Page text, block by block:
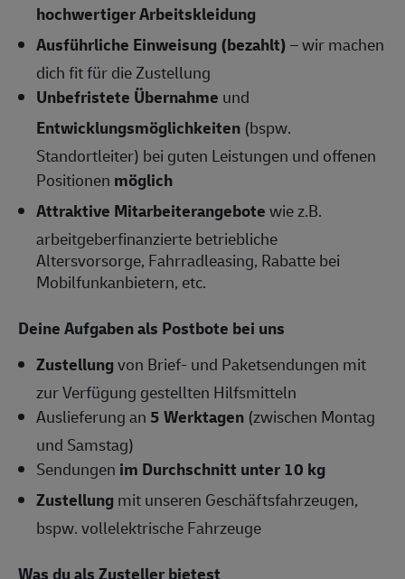
hochwertiger Arbeitskleidung
Ausführliche Einweisung (bezahlt)– wir machen
dich fit für die Zustellung
Unbefristete Übernahme und
Entwicklungsmöglichkeiten (bspw.
Standortleiter) bei guten Leistungen und offenen
Positionen möglich
Attraktive Mitarbeiterangebotewie z.B.
arbeitgeberfinanzierte betriebliche
Altersvorsorge, Fahrradleasing, Rabatte bei
Mobilfunkanbietern, etc.
Deine Aufgaben als Postbote bei uns
Zustellungvon Brief- und Paketsendungen mit
zur Verfügung gestellten Hilfsmitteln
Auslieferung an5 Werktagen (zwischen Montag
und Samstag)
Sendungen im Durchschnitt unter 10 kg
Zustellungmit unseren Geschäftsfahrzeugen,
bspw. vollelektrische Fahrzeuge
Was du als Zusteller bietest